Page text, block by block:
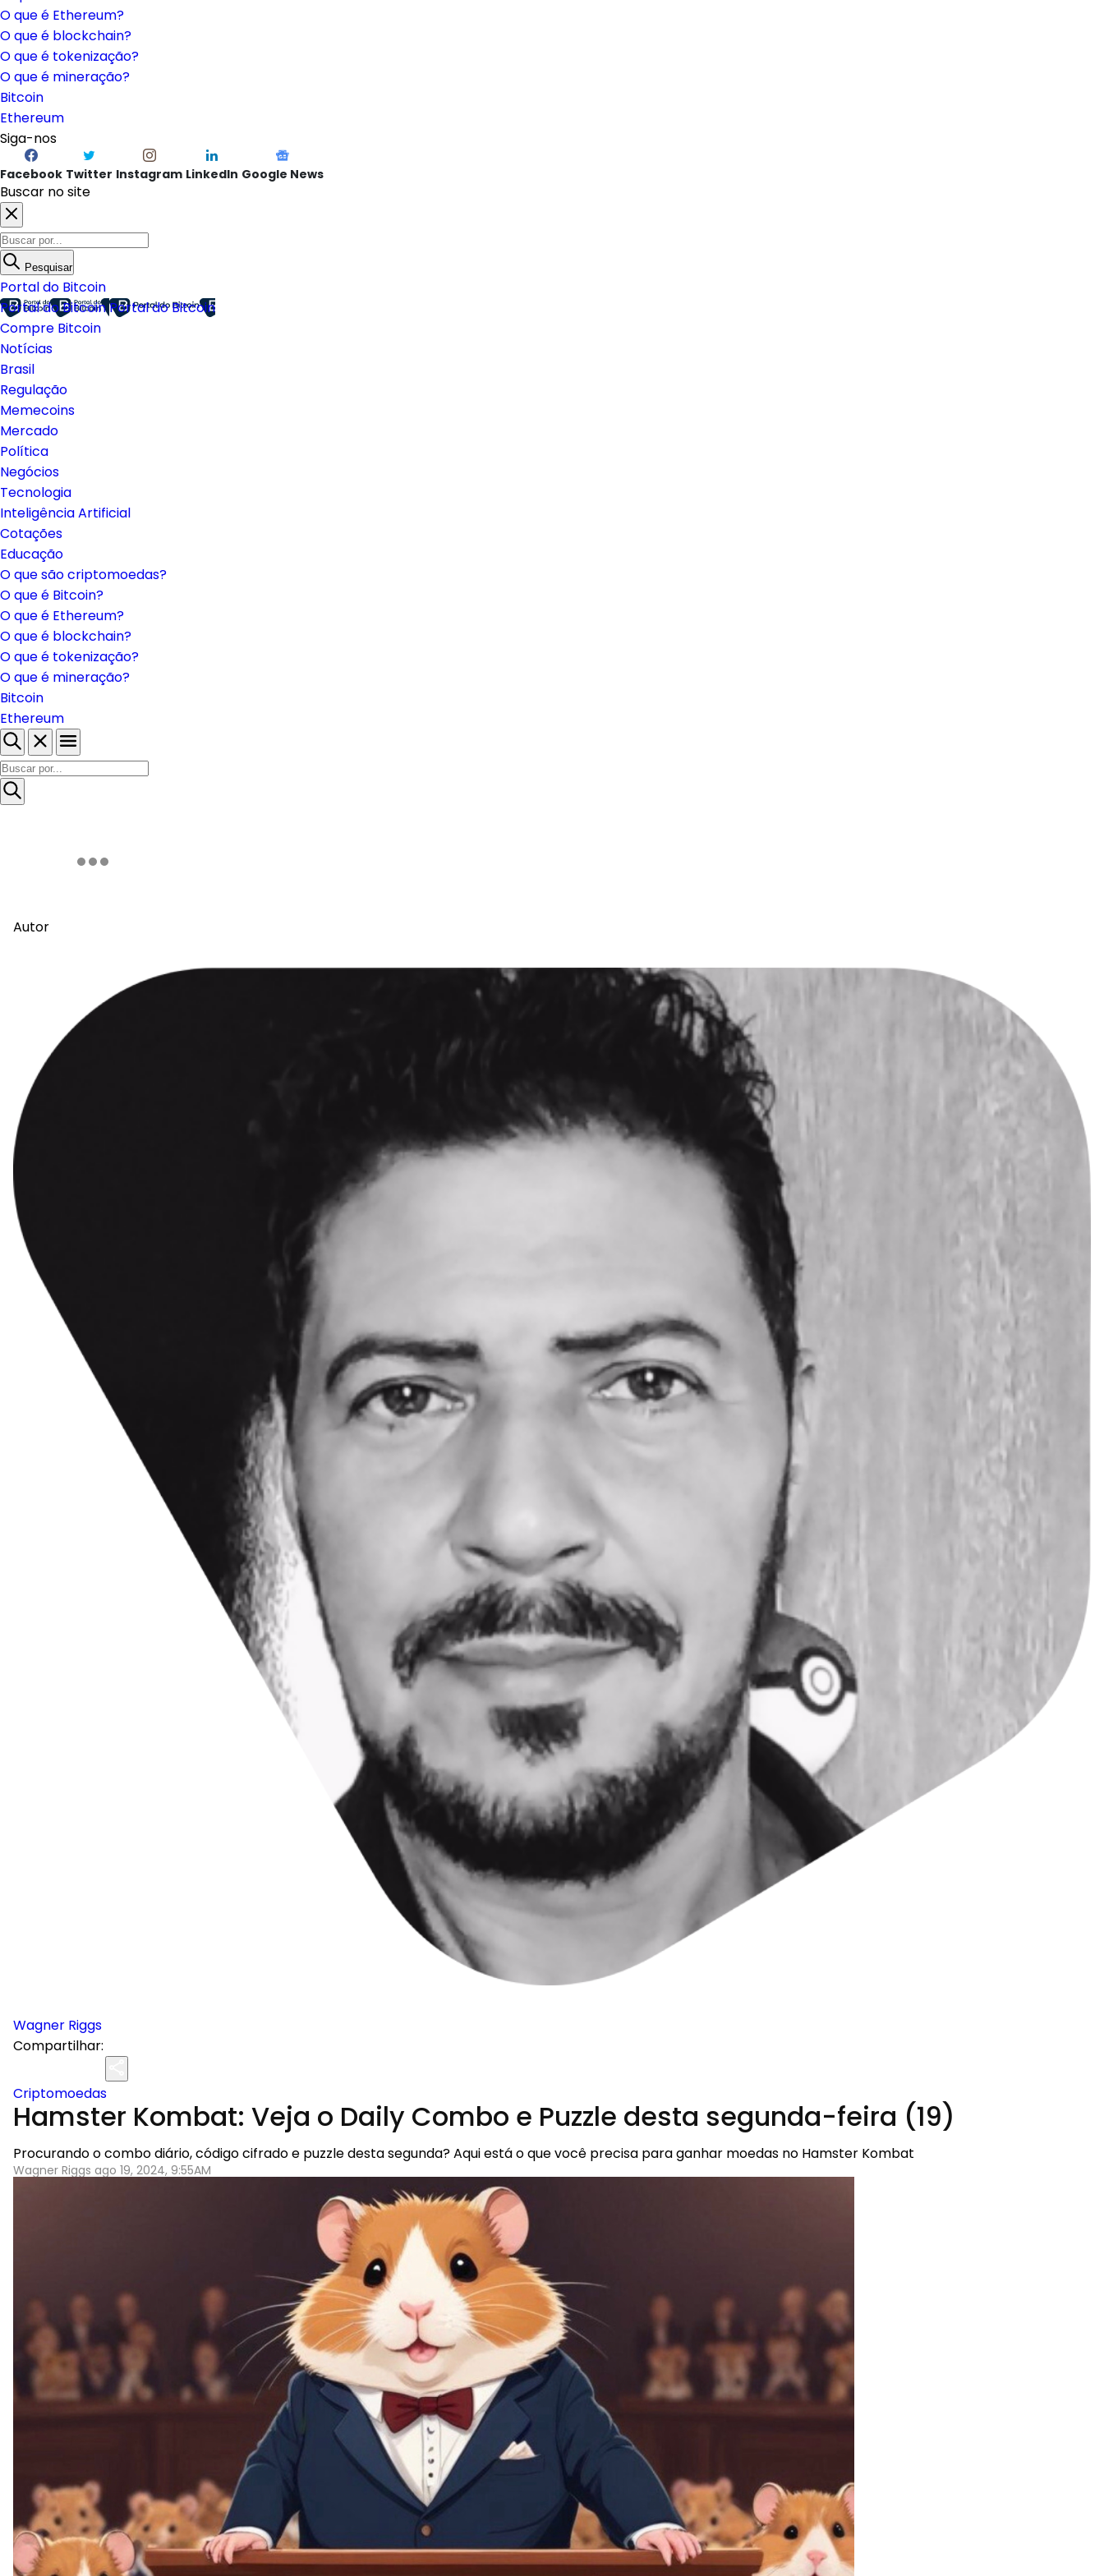
O que é Ethereum?
O que é blockchain?
O que é tokenização?
O que é mineração?
Bitcoin
Ethereum
Siga-nos
Facebook Twitter Instagram LinkedIn Google News
Buscar no site
Pesquisar
Portal do Bitcoin
Portal do BitcoinPortal do Bitcoin
Compre Bitcoin
Notícias
Brasil
Regulação
Memecoins
Mercado
Política
Negócios
Tecnologia
Inteligência Artificial
Cotações
Educação
O que são criptomoedas?
O que é Bitcoin?
O que é Ethereum?
O que é blockchain?
O que é tokenização?
O que é mineração?
Bitcoin
Ethereum
Autor
Wagner Riggs
Compartilhar:
Criptomoedas
Hamster Kombat: Veja o Daily Combo e Puzzle desta segunda-feira (19)
Procurando o combo diário, código cifrado e puzzle desta segunda? Aqui está o que você precisa para ganhar moedas no Hamster Kombat
Wagner Riggs ago 19, 2024, 9:55AM